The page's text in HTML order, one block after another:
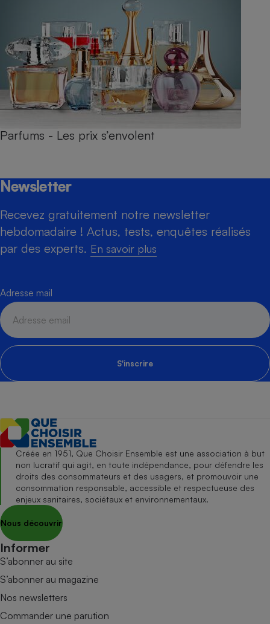
Parfums - Les prix s’envolent
Newsletter
Recevez gratuitement notre newsletter
hebdomadaire ! Actus, tests, enquêtes réalisés
par des experts. En savoir plus
Adresse mail
S'inscrire
Créée en 1951, Que Choisir Ensemble est une association à but
non lucratif qui agit, en toute indépendance, pour défendre les
droits des consommateurs et des usagers, et promouvoir une
consommation responsable, accessible et respectueuse des
enjeux sanitaires, sociétaux et environnementaux.
Nous découvrir
Informer
S’abonner au site
S’abonner au magazine
Nos newsletters
Commander une parution